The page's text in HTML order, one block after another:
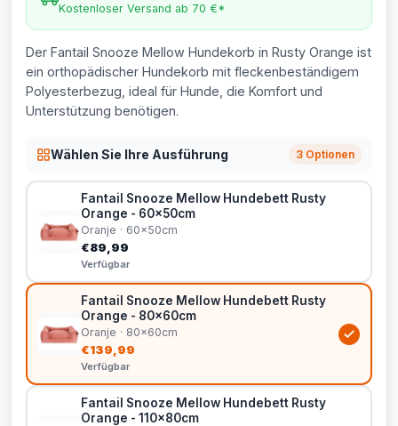
Kostenloser Versand ab 70 €*
Der Fantail Snooze Mellow Hundekorb in Rusty Orange ist
ein orthopädischer Hundekorb mit fleckenbeständigem
Polyesterbezug, ideal für Hunde, die Komfort und
Unterstützung benötigen.
Wählen Sie Ihre Ausführung 3 Optionen
Fantail Snooze Mellow Hundebett Rusty
Orange - 60x50cm
Oranje · 60x50cm
€89,99
Verfügbar
Fantail Snooze Mellow Hundebett Rusty
Orange - 80x60cm
Oranje · 80x60cm
€139,99
Verfügbar
Fantail Snooze Mellow Hundebett Rusty
Orange - 110x80cm